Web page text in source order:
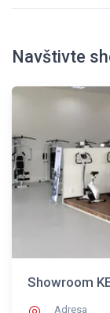
Navštivte
Showroom
Adresa